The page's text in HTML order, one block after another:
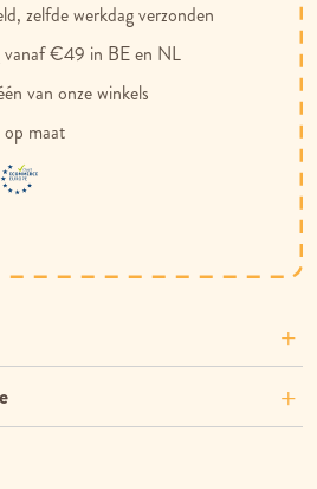
zelfde werkdag verzonden
vanaf €49 in BE en NL
van onze winkels
op maat